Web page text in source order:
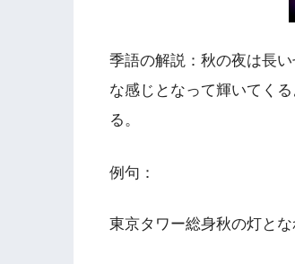
季語の解説：秋の夜は長
な感じとなって輝いてく
る。
例句：
東京タワー総身秋の灯とな